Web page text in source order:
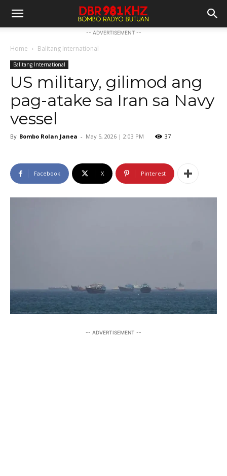
-- ADVERTISEMENT --
Home Balitang International
Balitang International
US military, gilimod ang
pag-atake sa Iran sa Navy
vessel
By Bombo Rolan Janea - May 5, 2026 | 2:03 PM 37
Facebook X Pinterest
-- ADVERTISEMENT --